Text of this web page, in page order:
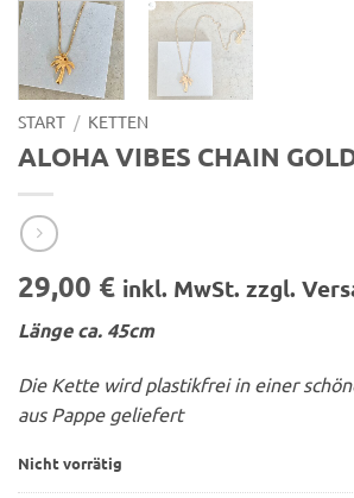
START / KETTEN
ALOHA VIBES CHAIN
29,00 € inkl. MwSt. zzgl.
Länge ca. 45cm
Die Kette wird plastikfrei in einer
aus Pappe geliefert
Nicht vorrätig